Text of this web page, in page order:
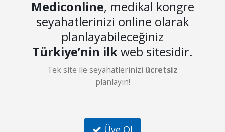
Mediconline, medikal kongre
seyahatlerinizi online olarak
planlayabileceğiniz
Türkiye’nin ilkweb sitesidir.
Tek site ile seyahatlerinizi ücretsiz
planlayın!